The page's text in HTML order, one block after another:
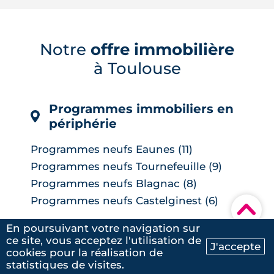
Ma recherche Contactez-nous
▾
choc énergétique. L'effet sur les crédits
immobiliers reste limité à court terme,
les banques ayant anticipé la décision,
Notre offre immobilière
à Toulouse
Programmes immobiliers en
périphérie
Programmes neufs Eaunes (11)
Programmes neufs Tournefeuille (9)
Programmes neufs Blagnac (8)
Programmes neufs Castelginest (6)
Programmes neufs L'Union (6)
Programmes neufs Quint-Fonsegrives
(6)
Programmes neufs Bruguières (5)
Voir
Programmes immobiliers en
En poursuivant votre navigation sur
ce site, vous acceptez l'utilisation de
cookies pour la réalisation de
statistiques de visites.
J'accepte